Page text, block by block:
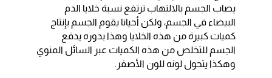
يصاب الجسم بالالتهاب ترتفع نسبة خلايا الدم
البيضاء في الجسم، ولكن أحيانا يقوم الجسم بإنتاج
كميات كبيرة من هذه الخلايا وهذا بدوره يدفع
الجسم للتخلص من هذه الكميات عبر السائل المنوي
وهكذا يتحول لونه للون الأصفر.